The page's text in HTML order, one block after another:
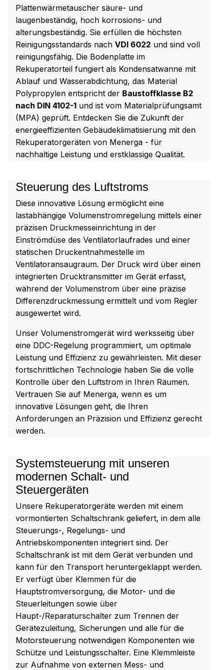
Plattenwärmetauscher säure- und
laugenbeständig, hoch korrosions- und
alterungsbeständig. Sie erfüllen die höchsten
Reinigungsstandards nach VDI 6022 und sind voll
reinigungsfähig. Die Bodenplatte im
Rekuperatorteil fungiert als Kondensatwanne mit
Ablauf und Wasserabdichtung, das Material
Polypropylen entspricht der Baustoffklasse B2
nach DIN 4102-1 und ist vom Materialprüfungsamt
(MPA) geprüft. Entdecken Sie die Zukunft der
energieeffizienten Gebäudeklimatisierung mit den
Rekuperatorgeräten von Menerga - für
nachhaltige Leistung und erstklassige Qualität.
Steuerung des Luftstroms
Diese innovative Lösung ermöglicht eine
lastabhängige Volumenstromregelung mittels einer
präzisen Druckmesseinrichtung in der
Einströmdüse des Ventilatorlaufrades und einer
statischen Druckentnahmestelle im
Ventilatoransaugraum. Der Druck wird über einen
integrierten Drucktransmitter im Gerät erfasst,
während der Volumenstrom über eine präzise
Differenzdruckmessung ermittelt und vom Regler
ausgewertet wird.
Unser Volumenstromgerät wird werksseitig über
eine DDC-Regelung programmiert, um optimale
Leistung und Effizienz zu gewährleisten. Mit dieser
fortschrittlichen Technologie haben Sie die volle
Kontrolle über den Luftstrom in Ihren Räumen.
Vertrauen Sie auf Menerga, wenn es um
innovative Lösungen geht, die Ihren
Anforderungen an Präzision und Effizienz gerecht
werden.
Systemsteuerung mit unseren
modernen Schalt- und
Steuergeräten
Unsere Rekuperatorgeräte werden mit einem
vormontierten Schaltschrank geliefert, in dem alle
Steuerungs-, Regelungs- und
Antriebskomponenten integriert sind. Der
Schaltschrank ist mit dem Gerät verbunden und
kann für den Transport heruntergeklappt werden.
Er verfügt über Klemmen für die
Hauptstromversorgung, die Motor- und die
Steuerleitungen sowie über
Haupt-/Reparaturschalter zum Trennen der
Gerätezuleitung, Sicherungen und alle für die
Motorsteuerung notwendigen Komponenten wie
Schütze und Leistungsschalter. Eine Klemmleiste
zur Aufnahme von externen Mess- und